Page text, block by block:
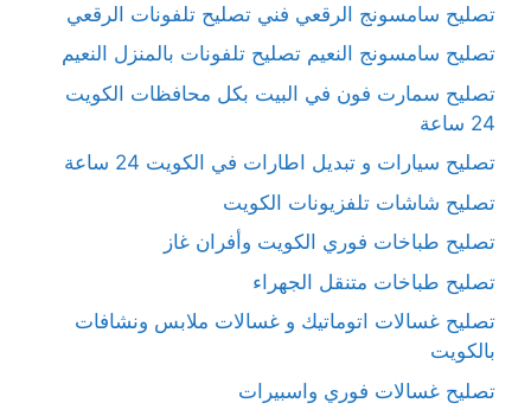
تصليح سامسونج الرقعي فني تصليح تلفونات الرقعي
تصليح سامسونج النعيم تصليح تلفونات بالمنزل النعيم
تصليح سمارت فون في البيت بكل محافظات الكويت
24 ساعة
تصليح سيارات و تبديل اطارات في الكويت 24 ساعة
تصليح شاشات تلفزيونات الكويت
تصليح طباخات فوري الكويت وأفران غاز
تصليح طباخات متنقل الجهراء
تصليح غسالات اتوماتيك و غسالات ملابس ونشافات
بالكويت
تصليح غسالات فوري واسبيرات